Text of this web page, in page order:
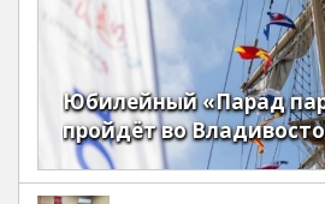
Юбилейный «Парад
пройдёт во